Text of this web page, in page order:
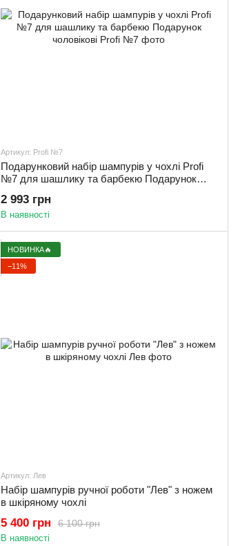
Артикул: Profi №7
Подарунковий набір шампурів у чохлі Profi
№7 для шашлику та барбекю Подарунок
2 993 грн
В наявності
НОВИНКА🔥
−11%
Артикул: Лев
Набір шампурів ручної роботи "Лев" з ножем
в шкіряному чохлі
6 100 грн
5 400 грн
В наявності